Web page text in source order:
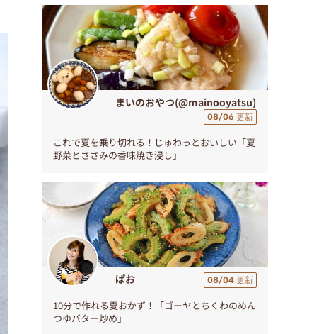
まいのおやつ(@mainooyatsu)
08/06 更新
これで夏を乗り切れる！じゅわっとおいしい「夏
野菜とささみの香味焼き浸し」
ぱお 08/04 更新
10分で作れる夏おかず！「ゴーヤとちくわのめん
つゆバター炒め」